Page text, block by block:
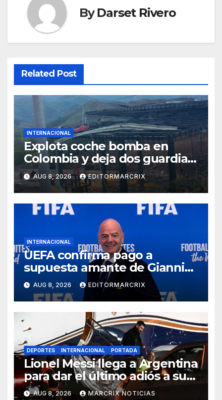
ByDarset Rivero
Related Post
INTERNACIONAL
Explota coche bomba en
Colombia y deja dos guardias
heridos
AUG 8, 2026 EDITORMARCRIX
INTERNACIONAL
UEFA confirma pago a
supuesta amante de Gianni
Infantino
AUG 8, 2026 EDITORMARCRIX
DEPORTES INTERNACIONAL PORTADA
Lionel Messi llega a Argentina
para dar el último adiós a su
padre
AUG 8, 2026 MARCRIX NOTICIAS